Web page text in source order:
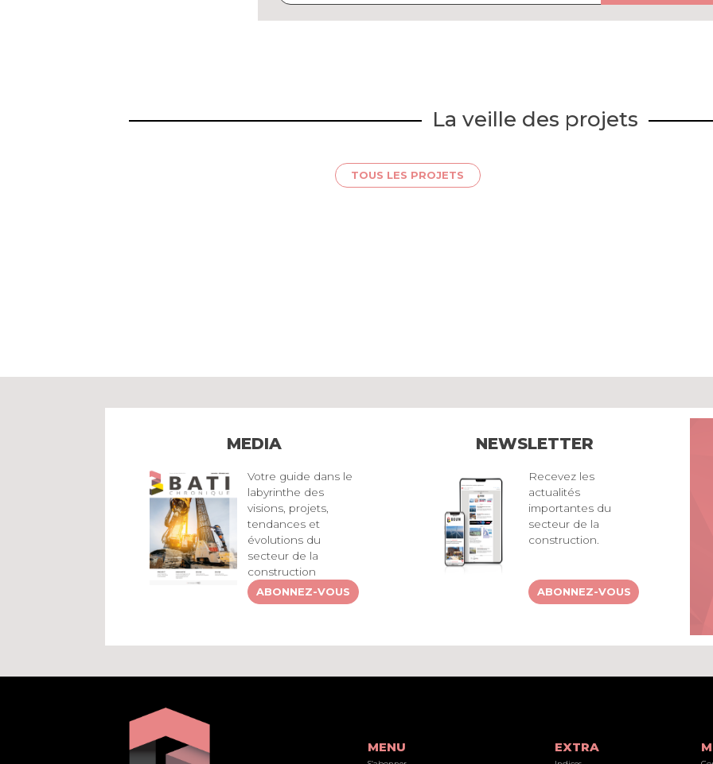
La veille des projets
TOUS LES PROJETS
MEDIA
Votre guide dans le
labyrinthe des
visions, projets,
tendances et
évolutions du
secteur de la
construction
ABONNEZ-VOUS
NEWSLETTER
Recevez les
actualités
importantes du
secteur de la
construction.
ABONNEZ-VOUS
MENU EXTRA